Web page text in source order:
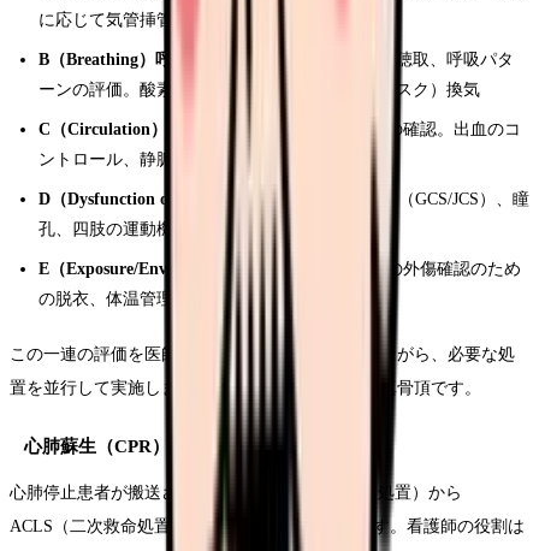
に応じて気管挿管の準備・介助
B（Breathing）呼吸
：呼吸数、SpO2、呼吸音の聴取、呼吸パタ
ーンの評価。酸素投与、BVM（バッグバルブマスク）換気
C（Circulation）循環
：脈拍、血圧、末梢循環の確認。出血のコ
ントロール、静脈路確保、輸液・輸血の準備
D（Dysfunction of CNS）中枢神経
：意識レベル（GCS/JCS）、瞳
孔、四肢の運動機能の評価
E（Exposure/Environment）脱衣と体温
：全身の外傷確認のため
の脱衣、体温管理（低体温予防）
この一連の評価を医師と看護師が同時進行で行いながら、必要な処
置を並行して実施します。まさにチームワークの真骨頂です。
心肺蘇生（CPR）と急変対応
心肺停止患者が搬送された場合、BLS（一次救命処置）から
ACLS（二次救命処置）まで、チームで対応します。看護師の役割は